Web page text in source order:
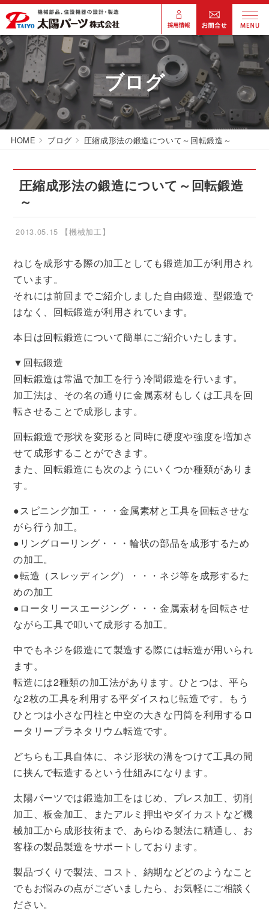
ブログ
HOME ブログ 圧縮成形法の鍛造について～回転鍛造～
圧縮成形法の鍛造について～回転鍛造
～
2013.05.15 【機械加工】
ねじを成形する際の加工としても鍛造加工が利用され
ています。
それには前回までご紹介しました自由鍛造、型鍛造で
はなく、回転鍛造が利用されています。
本日は回転鍛造について簡単にご紹介いたします。
▼回転鍛造
回転鍛造は常温で加工を行う冷間鍛造を行います。
加工法は、その名の通りに金属素材もしくは工具を回
転させることで成形します。
回転鍛造で形状を変形ると同時に硬度や強度を増加さ
せて成形することができます。
また、回転鍛造にも次のようにいくつか種類がありま
す。
●スピニング加工・・・金属素材と工具を回転させな
がら行う加工。
●リングローリング・・・輪状の部品を成形するため
の加工。
●転造（スレッディング）・・・ネジ等を成形するた
めの加工
●ロータリースエージング・・・金属素材を回転させ
ながら工具で叩いて成形する加工。
中でもネジを鍛造にて製造する際には転造が用いられ
ます。
転造には2種類の加工法があります。ひとつは、平ら
な2枚の工具を利用する平ダイスねじ転造です。もう
ひとつは小さな円柱と中空の大きな円筒を利用するロ
ータリープラネタリウム転造です。
どちらも工具自体に、ネジ形状の溝をつけて工具の間
に挟んで転造するという仕組みになります。
太陽パーツでは鍛造加工をはじめ、プレス加工、切削
加工、板金加工、またアルミ押出やダイカストなど機
械加工から成形技術まで、あらゆる製法に精通し、お
客様の製品製造をサポートしております。
製品づくりで製法、コスト、納期などどのようなこと
でもお悩みの点がございましたら、お気軽にご相談く
ださい。